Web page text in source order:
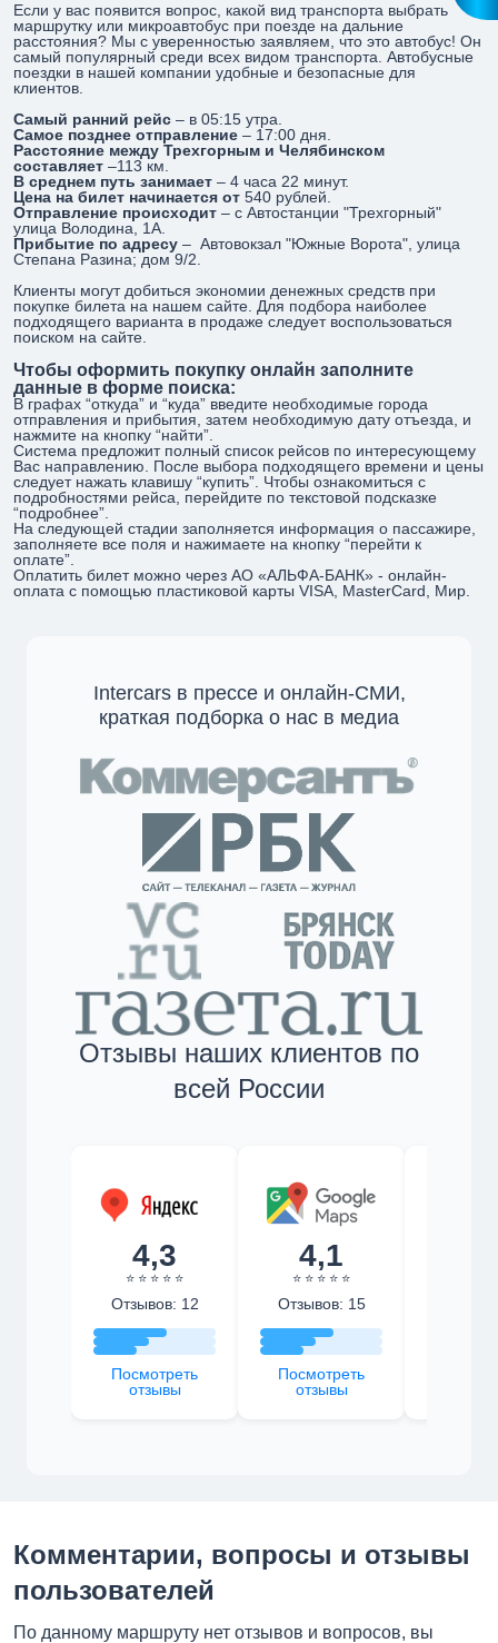
Если у вас появится вопрос, какой вид транспорта выбрать
маршрутку или микроавтобус при поезде на дальние
расстояния? Мы с уверенностью заявляем, что это автобус! Он
самый популярный среди всех видом транспорта. Автобусные
поездки в нашей компании удобные и безопасные для
клиентов.
Самый ранний рейс – в 05:15 утра.
Самое позднее отправление – 17:00 дня.
Расстояние между Трехгорным и Челябинском
составляет –113 км.
В среднем путь занимает – 4 часа 22 минут.
Цена на билет начинается от 540 рублей.
Отправление происходит – с Автостанции "Трехгорный"
улица Володина, 1А.
Прибытие по адресу – Автовокзал "Южные Ворота", улица
Степана Разина; дом 9/2.
Клиенты могут добиться экономии денежных средств при
покупке билета на нашем сайте. Для подбора наиболее
подходящего варианта в продаже следует воспользоваться
поиском на сайте.
Чтобы оформить покупку онлайн заполните
данные в форме поиска:
В графах “откуда” и “куда” введите необходимые города
отправления и прибытия, затем необходимую дату отъезда, и
нажмите на кнопку “найти”.
Система предложит полный список рейсов по интересующему
Вас направлению. После выбора подходящего времени и цены
следует нажать клавишу “купить”. Чтобы ознакомиться с
подробностями рейса, перейдите по текстовой подсказке
“подробнее”.
На следующей стадии заполняется информация о пассажире,
заполняете все поля и нажимаете на кнопку “перейти к
оплате”.
Оплатить билет можно через АО «АЛЬФА-БАНК» - онлайн-
оплата с помощью пластиковой карты VISA, MasterCard, Мир.
Intercars в прессе и онлайн-СМИ,
краткая подборка о нас в медиа
Отзывы наших клиентов по
всей России
4,3
⭐ ⭐ ⭐ ⭐ ⭐
Отзывов: 12
Посмотреть
отзывы
4,1
⭐ ⭐ ⭐ ⭐ ⭐
Отзывов: 15
Посмотреть
отзывы
Комментарии, вопросы и отзывы
пользователей
По данному маршруту нет отзывов и вопросов, вы